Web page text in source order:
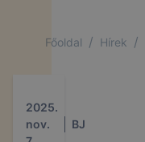
Főoldal / Hírek /
2025.
nov.
BJ